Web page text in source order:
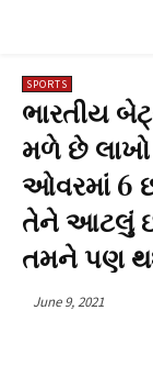
SPORTS
ભારતીય
મળે છે
ઓવરમાં 6
તેને આટલું
તમને પણ
June 9, 2021